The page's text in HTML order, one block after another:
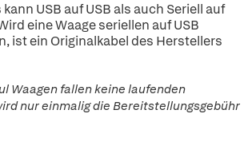
USB auf USB als auch Seriell auf
eine Waage seriellen auf USB
ist ein Originalkabel des Herstellers
Waagen fallen keine laufenden
nur einmalig die Bereitstellungsgebühr